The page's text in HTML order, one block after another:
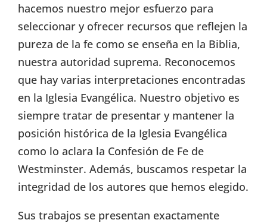
hacemos nuestro mejor esfuerzo para
seleccionar y ofrecer recursos que reflejen la
pureza de la fe como se enseña en la Biblia,
nuestra autoridad suprema. Reconocemos
que hay varias interpretaciones encontradas
en la Iglesia Evangélica. Nuestro objetivo es
siempre tratar de presentar y mantener la
posición histórica de la Iglesia Evangélica
como lo aclara la Confesión de Fe de
Westminster. Además, buscamos respetar la
integridad de los autores que hemos elegido.
Sus trabajos se presentan exactamente